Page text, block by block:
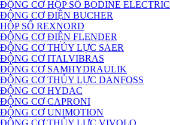
ĐỘNG CƠ HỘP SỐ BODINE ELECTRIC
ĐỘNG CƠ ĐIỆN BUCHER
HỘP SỐ REXNORD
ĐỘNG CƠ ĐIỆN FLENDER
ĐỘNG CƠ THỦY LỰC SAER
ĐỘNG CƠ ITALVIBRAS
ĐỘNG CƠ SAMHYDRAULIK
ĐỘNG CƠ THỦY LỰC DANFOSS
ĐỘNG CƠ HYDAC
ĐỘNG CƠ CAPRONI
ĐỘNG CƠ UNIMOTION
ĐỘNG CƠ THỦY LỰC VIVOLO